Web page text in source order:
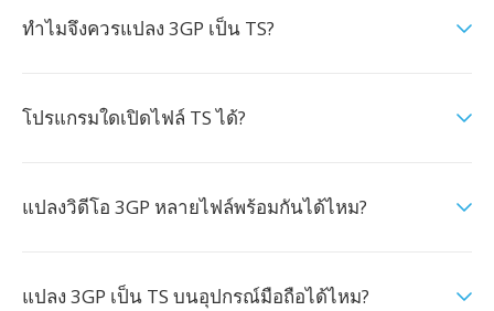
ทำไมจึงควรแปลง 3GP เป็น TS?
โปรแกรมใดเปิดไฟล์ TS ได้?
แปลงวิดีโอ 3GP หลายไฟล์พร้อมกันได้ไหม?
แปลง 3GP เป็น TS บนอุปกรณ์มือถือได้ไหม?